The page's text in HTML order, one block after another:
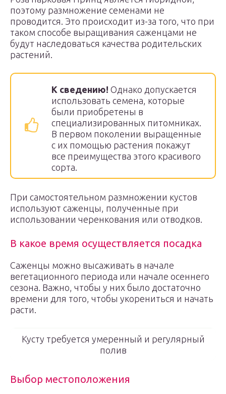
поэтому размножение семенами не
проводится. Это происходит из-за того, что при
таком способе выращивания саженцами не
будут наследоваться качества родительских
растений.
К сведению! Однако допускается
использовать семена, которые
были приобретены в
специализированных питомниках.
В первом поколении выращенные
с их помощью растения покажут
все преимущества этого красивого
сорта.
При самостоятельном размножении кустов
используют саженцы, полученные при
использовании черенкования или отводков.
В какое время осуществляется посадка
Саженцы можно высаживать в начале
вегетационного периода или начале осеннего
сезона. Важно, чтобы у них было достаточно
времени для того, чтобы укорениться и начать
расти.
Кусту требуется умеренный и регулярный
полив
Выбор местоположения